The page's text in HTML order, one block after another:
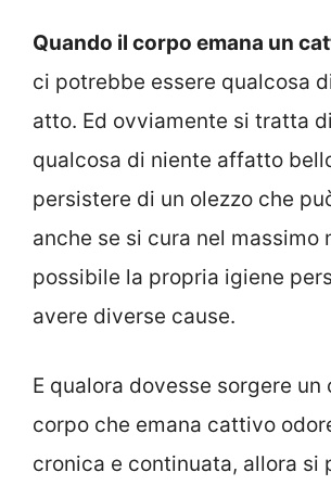
Quando il corpo emana un
ci potrebbe essere qualcosa
atto. Ed ovviamente si tratta
qualcosa di niente affatto
persistere di un olezzo che
anche se si cura nel massimo
possibile la propria igiene
avere diverse cause.
E qualora dovesse sorgere un
corpo che emana cattivo
cronica e continuata, allora si